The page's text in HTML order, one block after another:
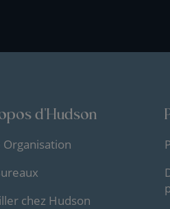
d'Hudson
chez Hudson